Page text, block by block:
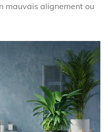
mauvais alignement ou